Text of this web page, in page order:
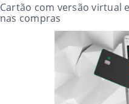
Cartão com versão virtual
nas compras